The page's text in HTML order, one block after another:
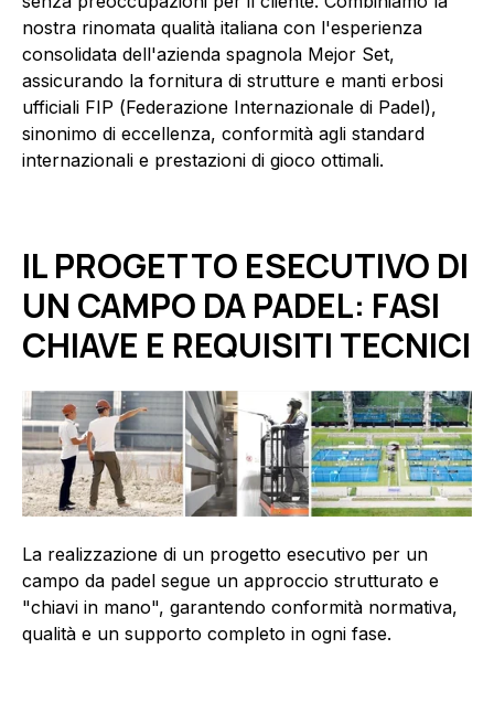
nostra rinomata qualità italiana con l'esperienza
consolidata dell'azienda spagnola Mejor Set,
assicurando la fornitura di strutture e manti erbosi
ufficiali FIP (Federazione Internazionale di Padel),
sinonimo di eccellenza, conformità agli standard
internazionali e prestazioni di gioco ottimali.
IL PROGETTO ESECUTIVO DI
UN CAMPO DA PADEL: FASI
CHIAVE E REQUISITI TECNICI
La realizzazione di un progetto esecutivo per un
campo da padel segue un approccio strutturato e
"chiavi in mano", garantendo conformità normativa,
qualità e un supporto completo in ogni fase.